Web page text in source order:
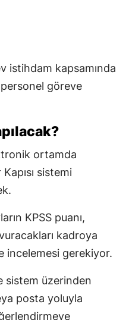
istihdam kapsamında
göreve
ortamda
sistemi
KPSS puanı,
kadroya
incelemesi gerekiyor.
sistem üzerinden
posta yoluyla